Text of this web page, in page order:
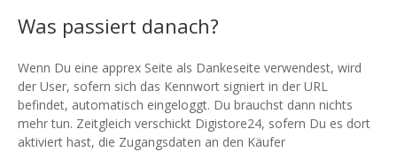
Was passiert danach?
Wenn Du eine apprex Seite als Dankeseite verwendest, wird
der User, sofern sich das Kennwort signiert in der URL
befindet, automatisch eingeloggt. Du brauchst dann nichts
mehr tun. Zeitgleich verschickt Digistore24, sofern Du es dort
aktiviert hast, die Zugangsdaten an den Käufer